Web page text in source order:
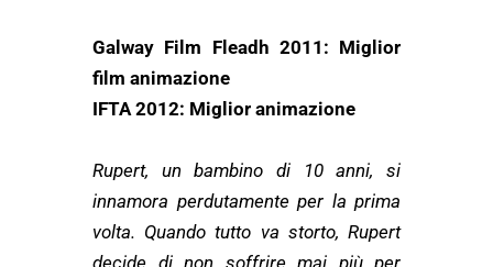
Galway Film Fleadh 2011: Miglior
film animazione
IFTA 2012: Miglior animazione
Rupert, un bambino di 10 anni, si
innamora perdutamente per la prima
volta. Quando tutto va storto, Rupert
decide di non soffrire mai più per